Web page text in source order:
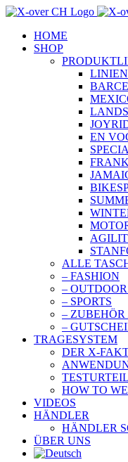
Zum
springenHOME
SHOP
EN
ALLE
– FASHION
–
– SPORTS
– ZUBEHÖR
–
TRAGESYSTEM
DER X-
HOW TO
VIDEOS
HÄNDLER
HÄNDLER
ÜBER UNS